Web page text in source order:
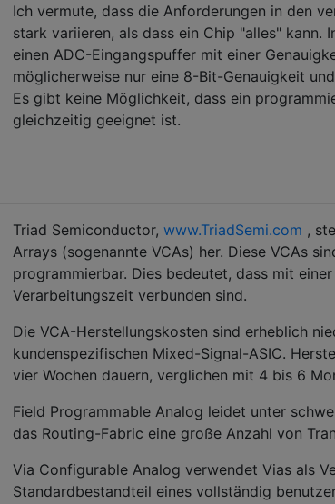
Ich vermute, dass die Anforderungen in den
stark variieren, als dass ein Chip "alles" kann.
einen ADC-Eingangspuffer mit einer
möglicherweise nur eine 8-Bit-Genauigkeit
Es gibt keine Möglichkeit, dass ein
gleichzeitig geeignet ist.
Triad Semiconductor, www.TriadSemi.com ,
Arrays (sogenannte VCAs) her. Diese VCAs
programmierbar. Dies bedeutet, dass mit
Verarbeitungszeit verbunden sind.
Die VCA-Herstellungskosten sind erheblich
kundenspezifischen Mixed-Signal-ASIC.
vier Wochen dauern, verglichen mit 4 bis 6
Field Programmable Analog leidet unter
das Routing-Fabric eine große Anzahl von
Via Configurable Analog verwendet Vias als
Standardbestandteil eines vollständig